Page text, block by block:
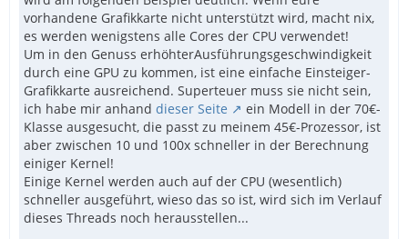
vorhandene Grafikkarte nicht unterstützt wird, macht nix,
es werden wenigstens alle Cores der CPU verwendet!
Um in den Genuss erhöhterAusführungsgeschwindigkeit
durch eine GPU zu kommen, ist eine einfache Einsteiger-
Grafikkarte ausreichend. Superteuer muss sie nicht sein,
ich habe mir anhand dieser Seite
ein Modell in der 70€-
Klasse ausgesucht, die passt zu meinem 45€-Prozessor, ist
aber zwischen 10 und 100x schneller in der Berechnung
einiger Kernel!
Einige Kernel werden auch auf der CPU (wesentlich)
schneller ausgeführt, wieso das so ist, wird sich im Verlauf
dieses Threads noch herausstellen...